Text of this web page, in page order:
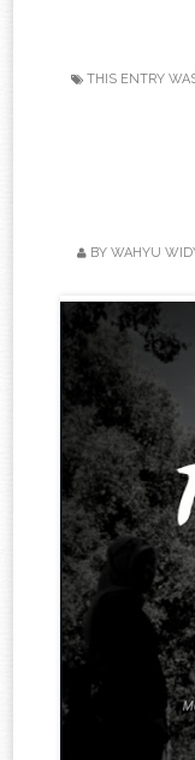
THIS ENTRY
BY WAHYU